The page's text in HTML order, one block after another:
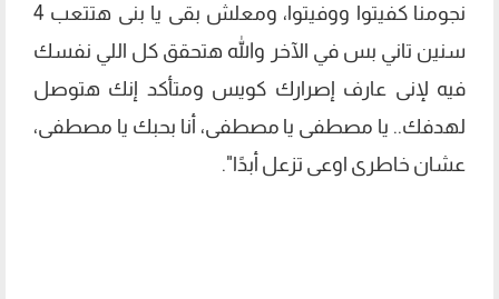
نجومنا كفيتوا ووفيتوا، ومعلش بقى يا بنى هتتعب 4
سنين تاني بس في الآخر والله هتحقق كل اللي نفسك
فيه لإنى عارف إصرارك كويس ومتأكد إنك هتوصل
لهدفك.. يا مصطفى يا مصطفى، أنا بحبك يا مصطفى،
عشان خاطرى اوعى تزعل أبدًا".